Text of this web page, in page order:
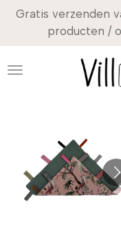
Ga
naar
de
Gratis verzenden
producten /